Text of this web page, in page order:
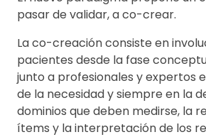
pasar de validar, a co-crear.
La co-creación consiste en
pacientes desde la fase
junto a profesionales y expertos
de la necesidad y siempre en la
dominios que deben medirse, la
ítems y la interpretación de los